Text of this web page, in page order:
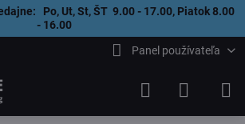
Po, Ut, St, ŠT 9.00 - 17.00, Piatok 8.00
- 16.00
Panel používateľa